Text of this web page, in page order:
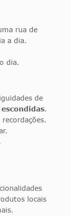
rua de
a dia.
dia.
de
.
locais